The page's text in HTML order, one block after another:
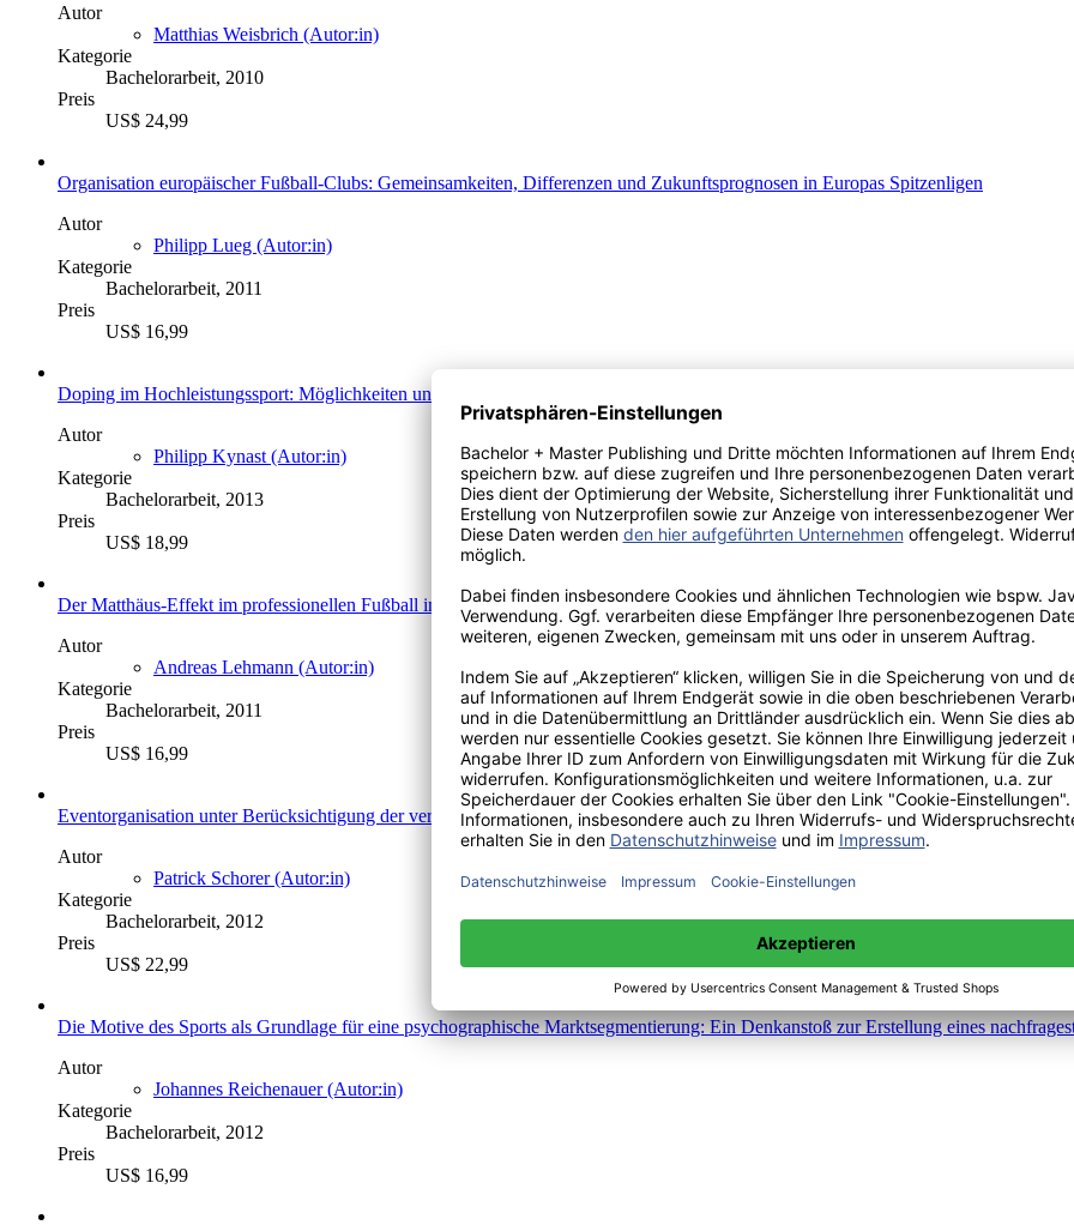
Autor
Matthias Weisbrich (Autor:in)
Kategorie
Bachelorarbeit, 2010
Preis
US$ 24,99
Organisation europäischer Fußball-Clubs: Gemeinsamkeiten, Differenzen und Zukunftsprognosen in Europas Spitzenligen
Autor
Philipp Lueg (Autor:in)
Kategorie
Bachelorarbeit, 2011
Preis
US$ 16,99
Doping im Hochleistungssport: Möglichkeiten und Grenzen der Dopingbekämpfung durch die Förderung von Fair Play Werten
Autor
Philipp Kynast (Autor:in)
Kategorie
Bachelorarbeit, 2013
Preis
US$ 18,99
Der Matthäus-Effekt im professionellen Fußball in Deutschland: Vom Talent zum Profisportler
Autor
Andreas Lehmann (Autor:in)
Kategorie
Bachelorarbeit, 2011
Preis
US$ 16,99
Eventorganisation unter Berücksichtigung der veränderten Rahmenbedingungen nach der Loveparade-Tragödie 2010: Dargestellt
Autor
Patrick Schorer (Autor:in)
Kategorie
Bachelorarbeit, 2012
Preis
US$ 22,99
Die Motive des Sports als Grundlage für eine psychographische Marktsegmentierung: Ein Denkanstoß zur Erstellung eines
Autor
Johannes Reichenauer (Autor:in)
Kategorie
Bachelorarbeit, 2012
Preis
US$ 16,99